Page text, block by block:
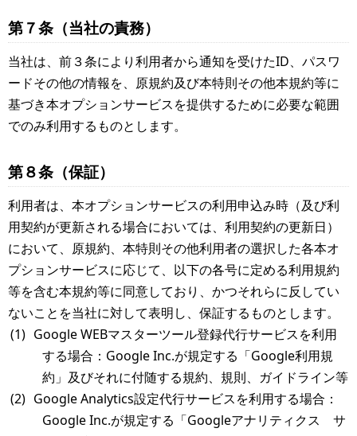
第７条（当社の責務）
当社は、前３条により利用者から通知を受けたID、パスワ
ードその他の情報を、原規約及び本特則その他本規約等に
基づき本オプションサービスを提供するために必要な範囲
でのみ利用するものとします。
第８条（保証）
利用者は、本オプションサービスの利用申込み時（及び利
用契約が更新される場合においては、利用契約の更新日）
において、原規約、本特則その他利用者の選択した各本オ
プションサービスに応じて、以下の各号に定める利用規約
等を含む本規約等に同意しており、かつそれらに反してい
ないことを当社に対して表明し、保証するものとします。
Google WEBマスターツール登録代行サービスを利用
する場合：Google Inc.が規定する「Google利用規
約」及びそれに付随する規約、規則、ガイドライン等
Google Analytics設定代行サービスを利用する場合：
Google Inc.が規定する「Googleアナリティクス サ